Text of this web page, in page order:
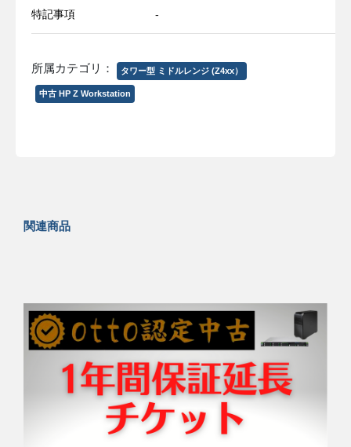
特記事項 -
所属カテゴリ： タワー型 ミドルレンジ (Z4xx）
中古 HP Z Workstation
関連商品